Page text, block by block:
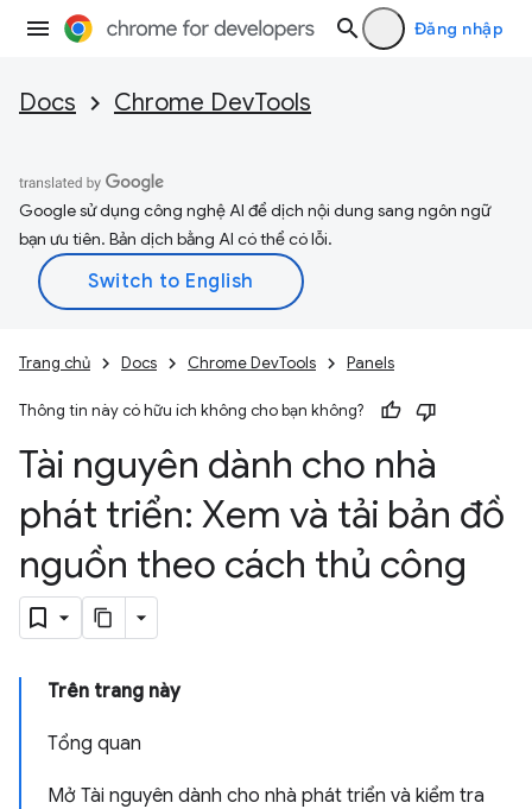
Đăng nhập
Docs Chrome DevTools
Google sử dụng công nghệ AI để dịch nội dung sang ngôn ngữ
bạn ưu tiên. Bản dịch bằng AI có thể có lỗi.
Trang chủ Docs Chrome DevTools Panels
Thông tin này có hữu ích không cho bạn không?
Tài nguyên dành cho nhà
phát triển: Xem và tải bản đồ
nguồn theo cách thủ công
Trên trang này
Tổng quan
Mở Tài nguyên dành cho nhà phát triển và kiểm tra